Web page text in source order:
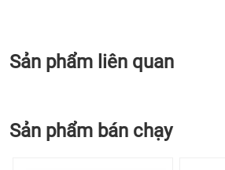
Sản phẩm liên quan
Sản phẩm bán chạy